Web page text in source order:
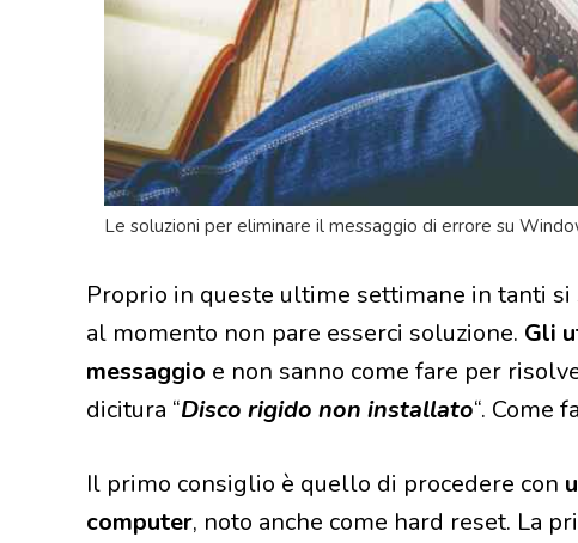
Le soluzioni per eliminare il messaggio di errore su
Proprio in queste ultime settimane in tanti
al momento non pare esserci soluzione. Gli
messaggio e non sanno come fare per
dicitura “Disco rigido non installato“. Come
Il primo consiglio è quello di procedere con
computer, noto anche come hard reset. La